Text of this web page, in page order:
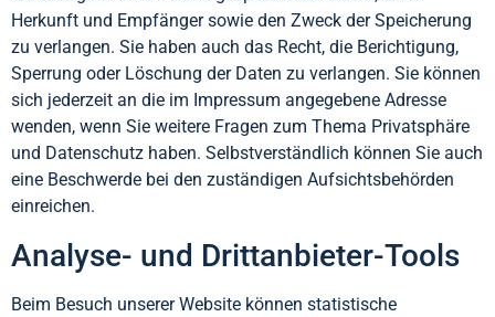
Herkunft und Empfänger sowie den Zweck der Speicherung
zu verlangen. Sie haben auch das Recht, die Berichtigung,
Sperrung oder Löschung der Daten zu verlangen. Sie können
sich jederzeit an die im Impressum angegebene Adresse
wenden, wenn Sie weitere Fragen zum Thema Privatsphäre
und Datenschutz haben. Selbstverständlich können Sie auch
eine Beschwerde bei den zuständigen Aufsichtsbehörden
einreichen.
Analyse- und Drittanbieter-Tools
Beim Besuch unserer Website können statistische